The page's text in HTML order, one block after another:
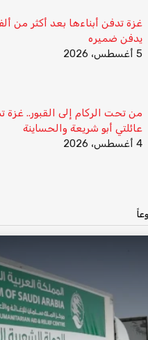
غزة تدفن أبناءها بعد أكثر من
يدفن ضميره
5 أغسطس، 2026
من تحت الركام إلى القبور..
عائلتي أبو شريعة والحساينة
4 أغسطس، 2026